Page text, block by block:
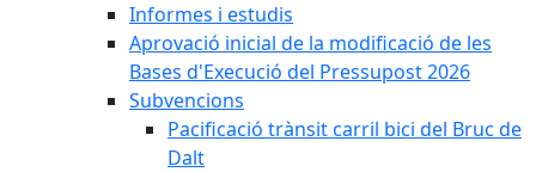
Informes i estudis
Aprovació inicial de la modificació de les
Bases d'Execució del Pressupost 2026
Subvencions
Pacificació trànsit carril bici del Bruc de
Dalt